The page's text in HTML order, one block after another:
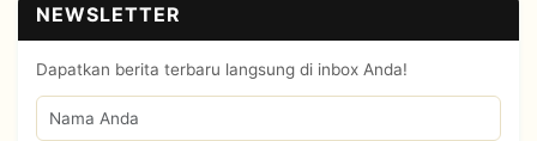
NEWSLETTER
Dapatkan berita terbaru langsung di inbox Anda!